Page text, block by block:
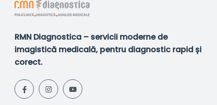
RMN Diagnostica – servicii moderne de
imagistică medicală, pentru diagnostic rapid și
corect.